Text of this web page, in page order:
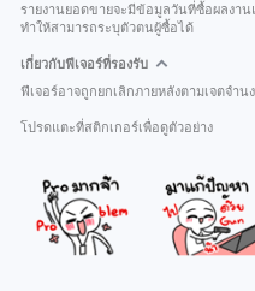
รายงานยอดขายจะมีข้อมูลวันที่ซื้อผลงา
ทำให้สามารถระบุตัวตนผู้ซื้อได้
เกี่ยวกับฟีเจอร์ที่รองรับ
ฟีเจอร์อาจถูกยกเลิกภายหลังตามเจตจำน
โปรดแตะที่สติกเกอร์เพื่อดูตัวอย่าง